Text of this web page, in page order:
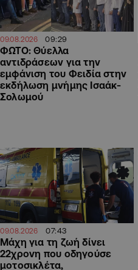
09.08.2026 09:29
ΦΩΤΟ: Θύελλα
αντιδράσεων για την
εμφάνιση του Φειδία στην
εκδήλωση μνήμης Ισαάκ-
Σολωμού
09.08.2026 07:43
Μάχη για τη ζωή δίνει
22χρονη που οδηγούσε
μοτοσικλέτα,